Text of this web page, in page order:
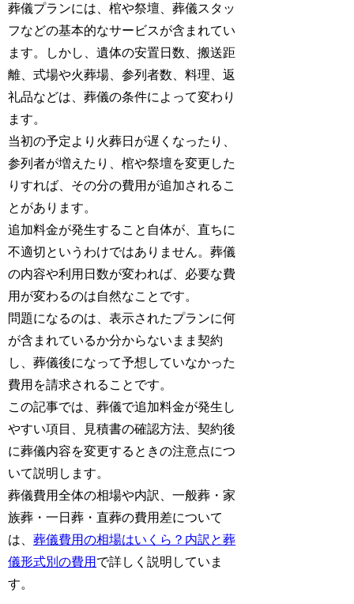
葬儀プランには、棺や祭壇、葬儀スタッ
フなどの基本的なサービスが含まれてい
ます。しかし、遺体の安置日数、搬送距
離、式場や火葬場、参列者数、料理、返
礼品などは、葬儀の条件によって変わり
ます。
当初の予定より火葬日が遅くなったり、
参列者が増えたり、棺や祭壇を変更した
りすれば、その分の費用が追加されるこ
とがあります。
追加料金が発生すること自体が、直ちに
不適切というわけではありません。葬儀
の内容や利用日数が変われば、必要な費
用が変わるのは自然なことです。
問題になるのは、表示されたプランに何
が含まれているか分からないまま契約
し、葬儀後になって予想していなかった
費用を請求されることです。
この記事では、葬儀で追加料金が発生し
やすい項目、見積書の確認方法、契約後
に葬儀内容を変更するときの注意点につ
いて説明します。
葬儀費用全体の相場や内訳、一般葬・家
族葬・一日葬・直葬の費用差について
は、葬儀費用の相場はいくら？内訳と葬
儀形式別の費用 で詳しく説明していま
す。